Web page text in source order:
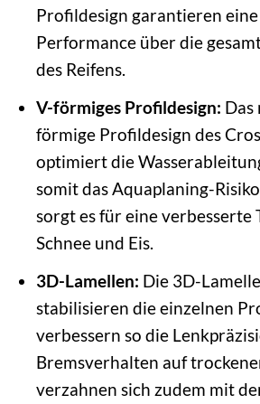
Profildesign garantieren
Performance über die
des Reifens.
V-förmiges Profildesign: Das
förmige Profildesign des
optimiert die
somit das Aquaplaning-
sorgt es für eine verbesserte
Schnee und Eis.
3D-Lamellen: Die 3D-
stabilisieren die einzelnen
verbessern so die
Bremsverhalten auf
verzahnen sich zudem mit